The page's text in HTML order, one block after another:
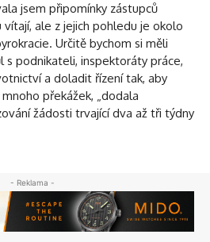
jsem připomínky zástupců
ale z jejich pohledu je okolo
Určitě bychom si měli
s podnikateli, inspektoráty práce,
a doladit řízení tak, aby
překážek, „dodala
žádosti trvající dva až tři týdny
- Reklama -